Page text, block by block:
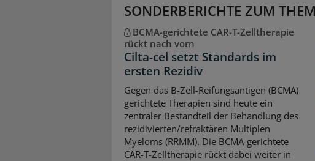
SONDERBERICHTE ZUM
BCMA-gerichtete CAR-T-Zelltherapie
rückt nach vorn
Cilta-cel setzt Standards im
ersten Rezidiv
Gegen das B-Zell-Reifungsantigen (BCMA)
gerichtete Therapien sind heute ein
zentraler Bestandteil der Behandlung des
rezidivierten/refraktären Multiplen
Myeloms (RRMM). Die BCMA-gerichtete
CAR-T-Zelltherapie rückt dabei weiter in